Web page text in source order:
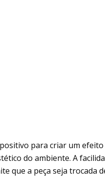
para criar um
do ambiente. A
que a peça seja trocada